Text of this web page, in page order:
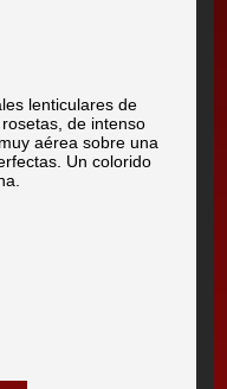
lenticulares de
de intenso
aérea sobre una
Un colorido